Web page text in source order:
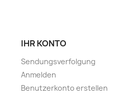
IHR KONTO
Sendungsverfolgung
Anmelden
Benutzerkonto erstellen